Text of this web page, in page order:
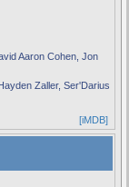
Aaron Cohen, Jon
Zaller, Ser'Darius
[iMDB]